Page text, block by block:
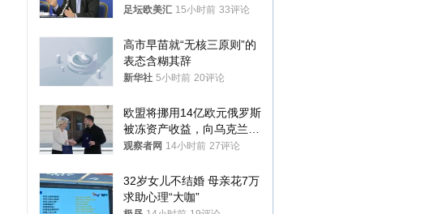
位
足坛欧美汇 15小时前 33评论
高市早苗就“无核三原则”的
表态含糊其辞
新华社 5小时前 20评论
欧盟将挪用14亿欧元俄罗斯
被冻资产收益，向乌克兰提
供援助
观察者网 14小时前 27评论
32岁女儿不结婚 母亲花7万
求助心理“大咖”